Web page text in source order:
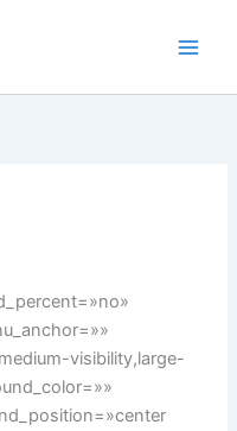
visibility,large-